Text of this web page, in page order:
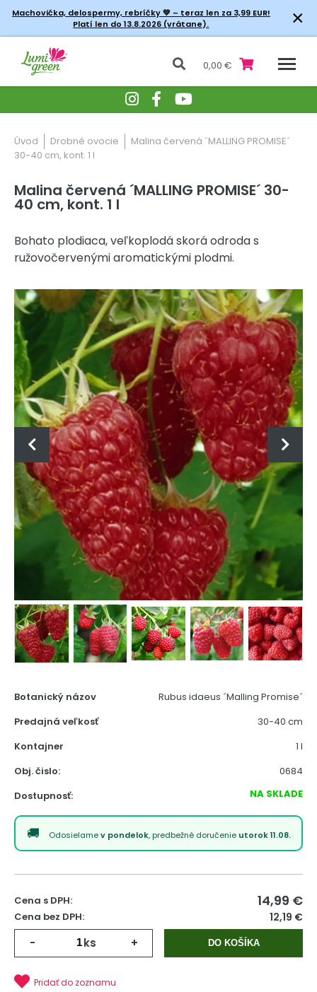
Machovička, delospermy, rebríčky💚 – teraz len za 3,99 EUR!
Platí len do 13.8.2026 (vrátane).
×
0,00 €
Úvod Drobné ovocie
Malina červená ´MALLING PROMISE´
30-40 cm, kont. 1 l
Malina červená ´MALLING PROMISE´ 30-
40 cm, kont. 1 l
Bohato plodiaca, veľkoplodá skorá odroda s
ružovočervenými aromatickými plodmi.
Botanický názov
Rubus idaeus ´Malling Promise´
Predajná veľkosť
30-40 cm
Kontajner
1 l
Obj. čislo:
0684
Dostupnosť:
NA SKLADE
Odosielamev pondelok, predbežné doručenie utorok 11.08.
Cena s DPH: 14,99 €
Cena bez DPH: 12,19 €
- ks + DO KOŠÍKA
Pridať do zoznamu